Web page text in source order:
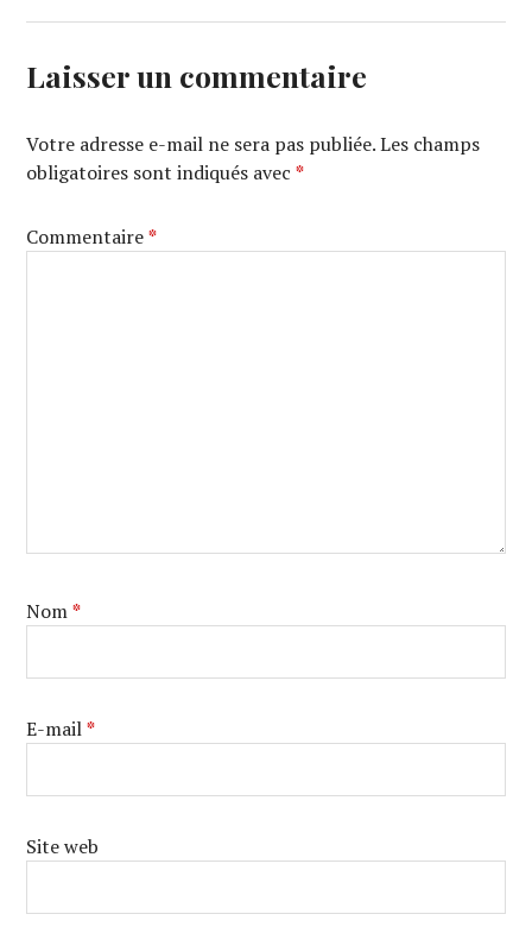
Laisser un commentaire
Votre adresse e-mail ne sera pas publiée. Les champs
obligatoires sont indiqués avec*
Commentaire*
Nom*
E-mail*
Site web